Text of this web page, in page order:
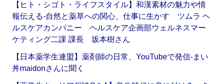
【ヒト・シゴト・ライフスタイル】和漢素材の魅力や情
報伝える‐自然と薬草への関心、仕事に生かす ツムラ ヘ
ルスケアカンパニー ヘルスケア企画部ウェルネスマー
ケティング二課 課長 坂本樹さん
【日本薬学生連盟】薬剤師の日常、YouTubeで発信‐まい
丼maidonさんに聞く